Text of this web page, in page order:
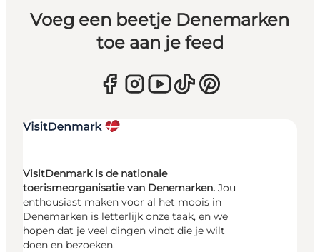
Voeg een beetje Denemarken
toe aan je feed
VisitDenmark is de nationale
toerismeorganisatie van Denemarken. Jou
enthousiast maken voor al het moois in
Denemarken is letterlijk onze taak, en we
hopen dat je veel dingen vindt die je wilt
doen en bezoeken.